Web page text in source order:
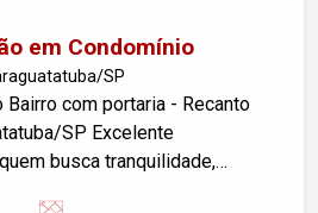
em Condomínio
SP
Bairro com portaria - Recanto
busca tranquilidade,